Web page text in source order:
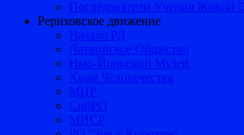
Последователи Учения Живой
Рериховское движение
Начало РД
Латвийское Общество
Нью-Йоркский Музей
Храм Человечества
МЦР
СибРО
МИСР